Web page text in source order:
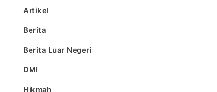
Artikel
Berita
Berita Luar Negeri
DMI
Hikmah